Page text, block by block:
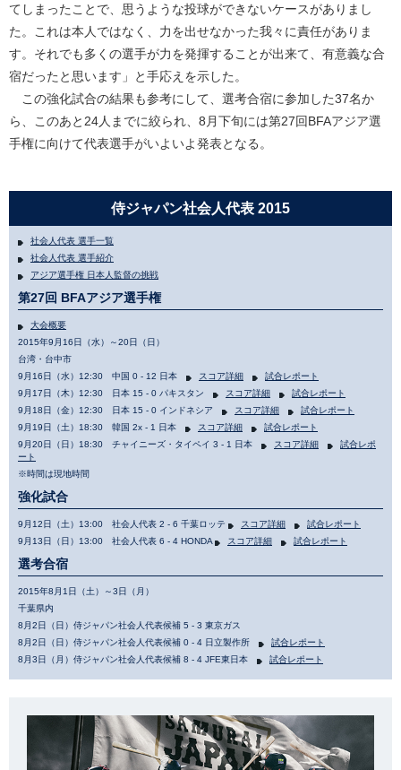
てしまったことで、思うような投球ができないケースがありまし
た。これは本人ではなく、力を出せなかった我々に責任がありま
す。それでも多くの選手が力を発揮することが出来て、有意義な合
宿だったと思います」と手応えを示した。
この強化試合の結果も参考にして、選考合宿に参加した37名か
ら、このあと24人までに絞られ、8月下旬には第27回BFAアジア選
手権に向けて代表選手がいよいよ発表となる。
侍ジャパン社会人代表 2015
社会人代表 選手一覧
社会人代表 選手紹介
アジア選手権 日本人監督の挑戦
第27回 BFAアジア選手権
大会概要
2015年9月16日（水）～20日（日）
台湾・台中市
9月16日（水）12:30 中国 0 - 12 日本
スコア詳細
試合レポート
9月17日（木）12:30 日本 15 - 0 パキスタン
スコア詳細
試合レポート
9月18日（金）12:30 日本 15 - 0 インドネシア
スコア詳細
試合レポート
9月19日（土）18:30 韓国 2x - 1 日本
スコア詳細
試合レポート
9月20日（日）18:30 チャイニーズ・タイペイ 3 - 1 日本
スコア詳細
試合レポ
ート
※時間は現地時間
強化試合
9月12日（土）13:00 社会人代表 2 - 6 千葉ロッテ スコア詳細
試合レポート
9月13日（日）13:00 社会人代表 6 - 4 HONDA
スコア詳細 試合レポート
選考合宿
2015年8月1日（土）～3日（月）
千葉県内
8月2日（日）侍ジャパン社会人代表候補 5 - 3 東京ガス
8月2日（日）侍ジャパン社会人代表候補 0 - 4 日立製作所
試合レポート
8月3日（月）侍ジャパン社会人代表候補 8 - 4 JFE東日本
試合レポート